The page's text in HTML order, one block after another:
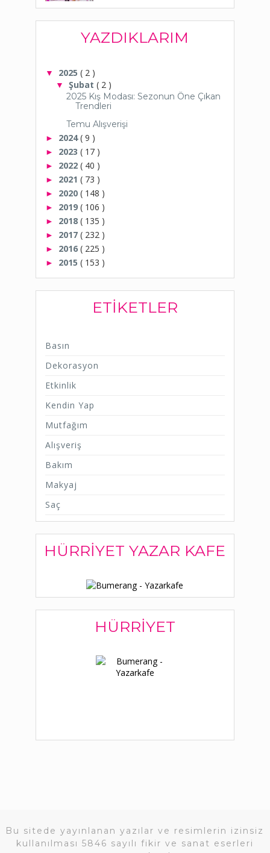
YAZDIKLARIM
▼ 2025 ( 2 )
▼ Şubat ( 2 )
2025 Kış Modası: Sezonun Öne Çıkan
Trendleri
Temu Alışverişi
► 2024( 9 )
► 2023 ( 17 )
► 2022 ( 40 )
► 2021 ( 73 )
► 2020 ( 148 )
► 2019 ( 106 )
► 2018 ( 135 )
► 2017 ( 232 )
► 2016 ( 225 )
► 2015 ( 153 )
ETIKETLER
Basın
Dekorasyon
Etkinlik
Kendin Yap
Mutfağım
Alışveriş
Bakım
Makyaj
Saç
HÜRRIYET YAZAR KAFE
HÜRRIYET
Bu sitede yayınlanan yazılar ve resimlerin izinsiz
kullanılması 5846 sayılı fikir ve sanat eserleri